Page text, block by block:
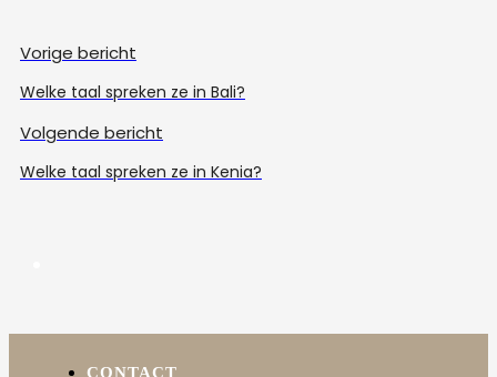
Vorige bericht
Welke taal spreken ze in Bali?
Volgende bericht
Welke taal spreken ze in Kenia?
CONTACT